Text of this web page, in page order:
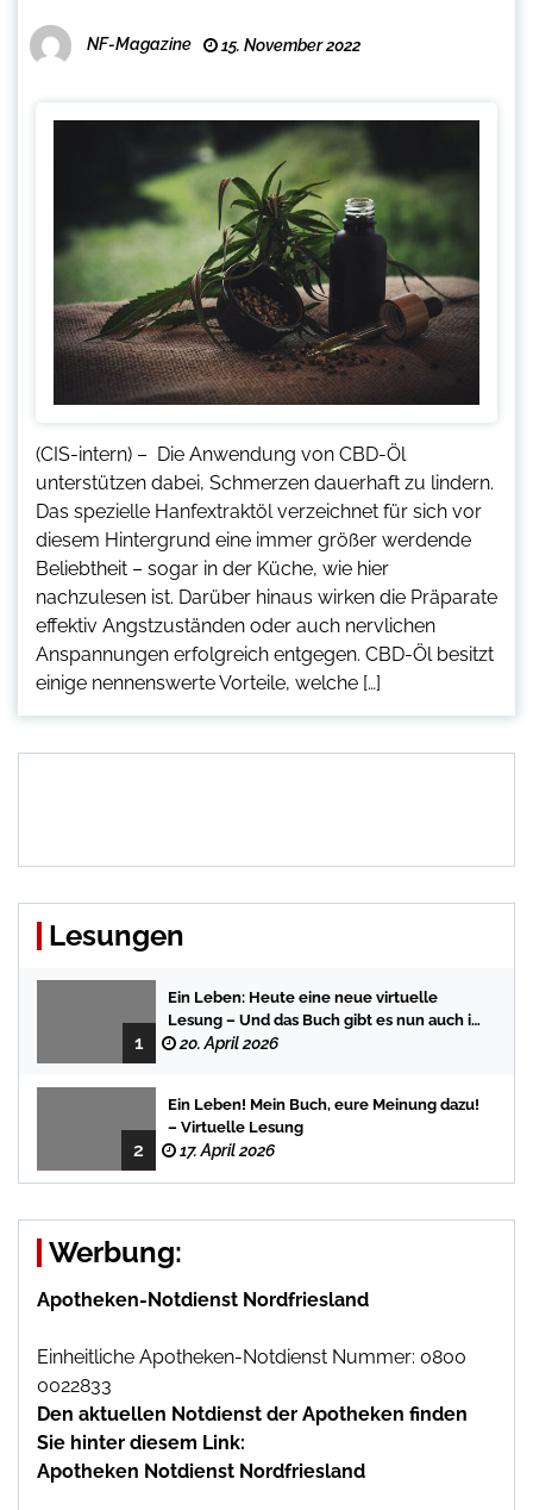
NF-Magazine 15. November 2022
(CIS-intern) – Die Anwendung von CBD-Öl
unterstützen dabei, Schmerzen dauerhaft zu lindern.
Das spezielle Hanfextraktöl verzeichnet für sich vor
diesem Hintergrund eine immer größer werdende
Beliebtheit – sogar in der Küche, wie hier
nachzulesen ist. Darüber hinaus wirken die Präparate
effektiv Angstzuständen oder auch nervlichen
Anspannungen erfolgreich entgegen. CBD-Öl besitzt
einige nennenswerte Vorteile, welche […]
Lesungen
1
Ein Leben: Heute eine neue virtuelle
Lesung – Und das Buch gibt es nun auch in
der Bredstedter Stadtbuchhandlung
20. April 2026
2
Ein Leben! Mein Buch, eure Meinung dazu!
– Virtuelle Lesung
17. April 2026
Werbung:
Apotheken-Notdienst Nordfriesland
Einheitliche Apotheken-Notdienst Nummer: 0800
0022833
Den aktuellen Notdienst der Apotheken finden
Sie hinter diesem Link:
Apotheken Notdienst Nordfriesland